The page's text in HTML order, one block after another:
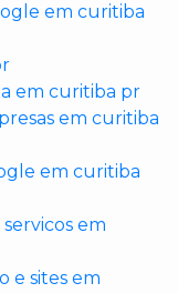
em curitiba
em curitiba pr
em curitiba
em curitiba
em
e sites em